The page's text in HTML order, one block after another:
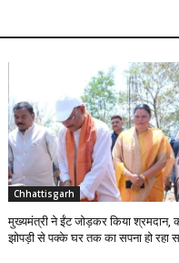
Chhattisgarh
मुख्यमंत्री ने ईंट जोड़कर किया श्रमदान,
झोपड़ी से पक्के घर तक का सपना हो रहा